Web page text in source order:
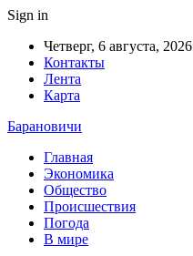
Sign in
Четверг, 6 августа, 2026
Контакты
Лента
Карта
Барановичи
Главная
Экономика
Общество
Происшествия
Погода
В мире